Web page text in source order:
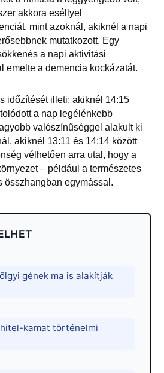
akkora eséllyel
mint azoknál, akiknél a napi
mutatkozott. Egy
a napi aktivitási
emelte a demencia kockázatát.
időzítését illeti: akiknél 14:15
a nap legélénkebb
valószínűséggel alakult ki
akiknél 13:11 és 14:14 között
vélhetően arra utal, hogy a
– például a természetes
összhangban egymással.
gének ma is alakítják
kamat történelmi